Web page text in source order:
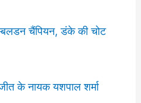
चैंपियन, डंके की चोट
के नायक यशपाल शर्मा